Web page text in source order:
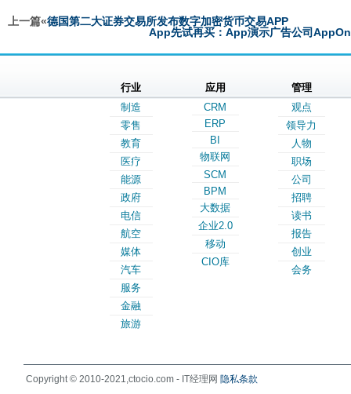
上一篇«德国第二大证券交易所发布数字加密货币交易APP
App先试再买：App演示广告公司
行业
制造
零售
教育
医疗
能源
政府
电信
航空
媒体
汽车
服务
金融
旅游
应用
CRM
ERP
BI
物联网
SCM
BPM
大数据
企业2.0
移动
CIO库
管理
观点
领导力
人物
职场
公司
招聘
读书
报告
创业
会务
Copyright © 2010-2021,ctocio.com - IT经理网 隐私条款